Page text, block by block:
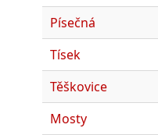
Písečná
Tísek
Těškovice
Mosty